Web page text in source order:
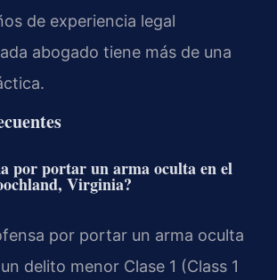
de experiencia legal
abogado tiene más de una
por portar un arma oculta en el
Virginia?
por portar un arma oculta
delito menor Clase 1 (Class 1